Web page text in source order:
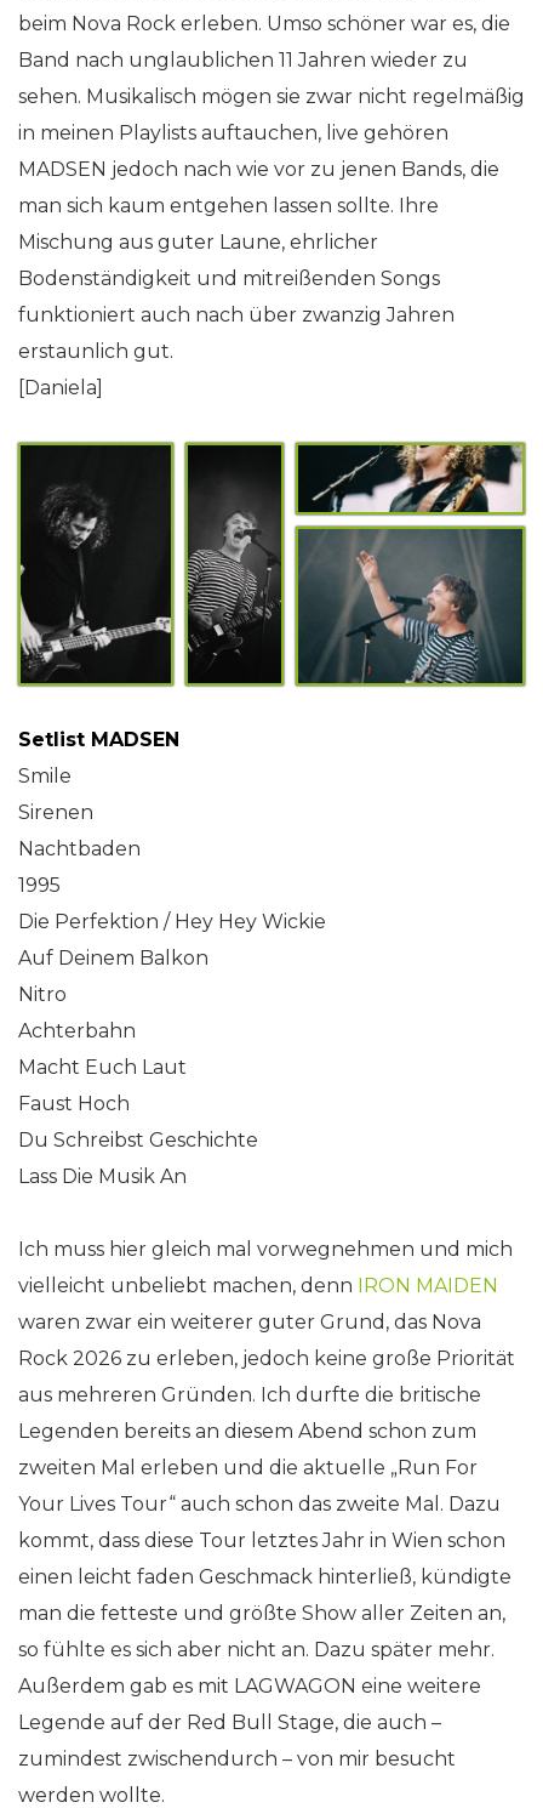
beim Nova Rock erleben. Umso schöner war es, die
Band nach unglaublichen 11 Jahren wieder zu
sehen. Musikalisch mögen sie zwar nicht regelmäßig
in meinen Playlists auftauchen, live gehören
MADSEN jedoch nach wie vor zu jenen Bands, die
man sich kaum entgehen lassen sollte. Ihre
Mischung aus guter Laune, ehrlicher
Bodenständigkeit und mitreißenden Songs
funktioniert auch nach über zwanzig Jahren
erstaunlich gut.
[Daniela]
Setlist MADSEN
Smile
Sirenen
Nachtbaden
1995
Die Perfektion / Hey Hey Wickie
Auf Deinem Balkon
Nitro
Achterbahn
Macht Euch Laut
Faust Hoch
Du Schreibst Geschichte
Lass Die Musik An
Ich muss hier gleich mal vorwegnehmen und mich
vielleicht unbeliebt machen, denn IRON MAIDEN
waren zwar ein weiterer guter Grund, das Nova
Rock 2026 zu erleben, jedoch keine große Priorität
aus mehreren Gründen. Ich durfte die britische
Legenden bereits an diesem Abend schon zum
zweiten Mal erleben und die aktuelle „Run For
Your Lives Tour“ auch schon das zweite Mal. Dazu
kommt, dass diese Tour letztes Jahr in Wien schon
einen leicht faden Geschmack hinterließ, kündigte
man die fetteste und größte Show aller Zeiten an,
so fühlte es sich aber nicht an. Dazu später mehr.
Außerdem gab es mit LAGWAGON eine weitere
Legende auf der Red Bull Stage, die auch –
zumindest zwischendurch – von mir besucht
werden wollte.